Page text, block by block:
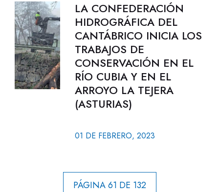
LA CONFEDERACIÓN
HIDROGRÁFICA DEL
CANTÁBRICO INICIA LOS
TRABAJOS DE
CONSERVACIÓN EN EL
RÍO CUBIA Y EN EL
ARROYO LA TEJERA
(ASTURIAS)
01 DE FEBRERO, 2023
PÁGINA 61 DE 132